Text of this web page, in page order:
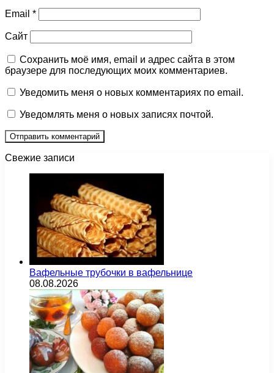
Email *
Сайт
Сохранить моё имя, email и адрес сайта в этом
браузере для последующих моих комментариев.
Уведомить меня о новых комментариях по email.
Уведомлять меня о новых записях почтой.
Свежие записи
Вафельные трубочки в вафельнице
08.08.2026